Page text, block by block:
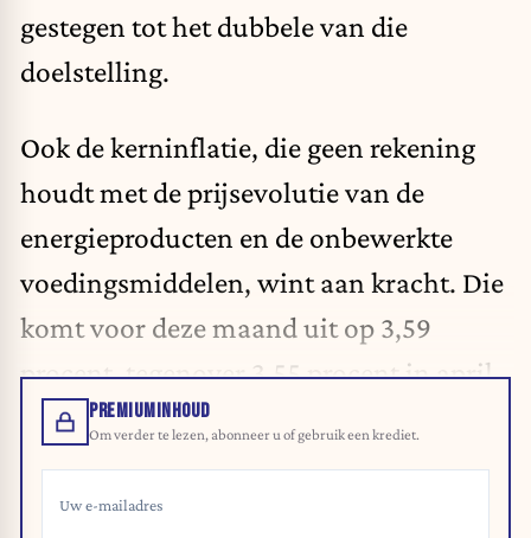
gestegen tot het dubbele van die
doelstelling.
Ook de kerninflatie, die geen rekening
houdt met de prijsevolutie van de
energieproducten en de onbewerkte
voedingsmiddelen, wint aan kracht. Die
komt voor deze maand uit op 3,59
procent, tegenover 3,55 procent in april.
PREMIUMINHOUD
Om verder te lezen, abonneer u of gebruik een krediet.